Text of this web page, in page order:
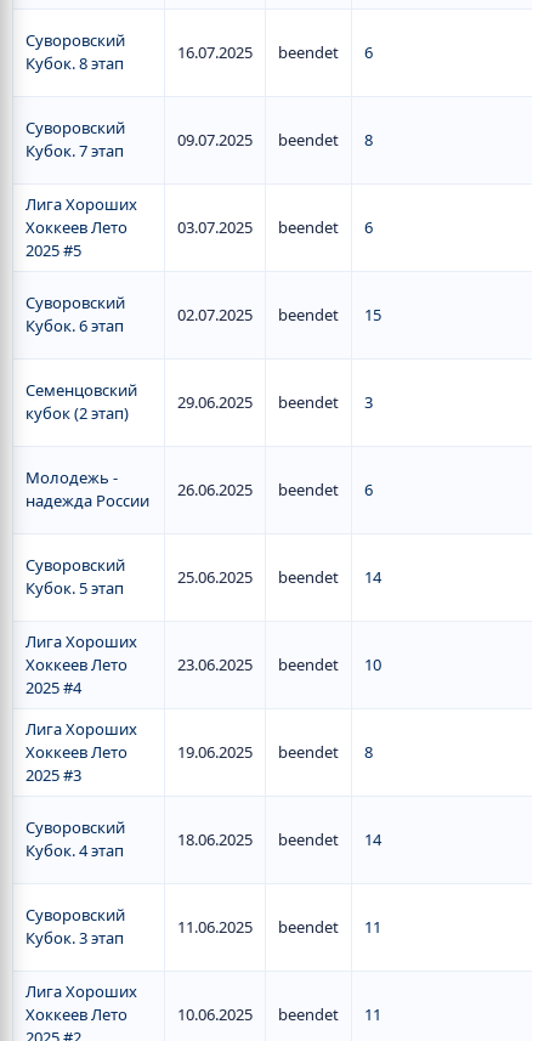
Суворовский
Кубок. 8 этап
16.07.2025 beendet 6
Суворовский
Кубок. 7 этап
09.07.2025 beendet 8
Лига Хороших
Хоккеев Лето
2025 #5
03.07.2025 beendet 6
Суворовский
Кубок. 6 этап
02.07.2025 beendet 15
Семенцовский
кубок (2 этап)
29.06.2025 beendet 3
Молодежь -
надежда России
26.06.2025 beendet 6
Суворовский
Кубок. 5 этап
25.06.2025 beendet 14
Лига Хороших
Хоккеев Лето
2025 #4
23.06.2025 beendet 10
Лига Хороших
Хоккеев Лето
2025 #3
19.06.2025 beendet 8
Суворовский
Кубок. 4 этап
18.06.2025 beendet 14
Суворовский
Кубок. 3 этап
11.06.2025 beendet 11
Лига Хороших
Хоккеев Лето
10.06.2025 beendet 11